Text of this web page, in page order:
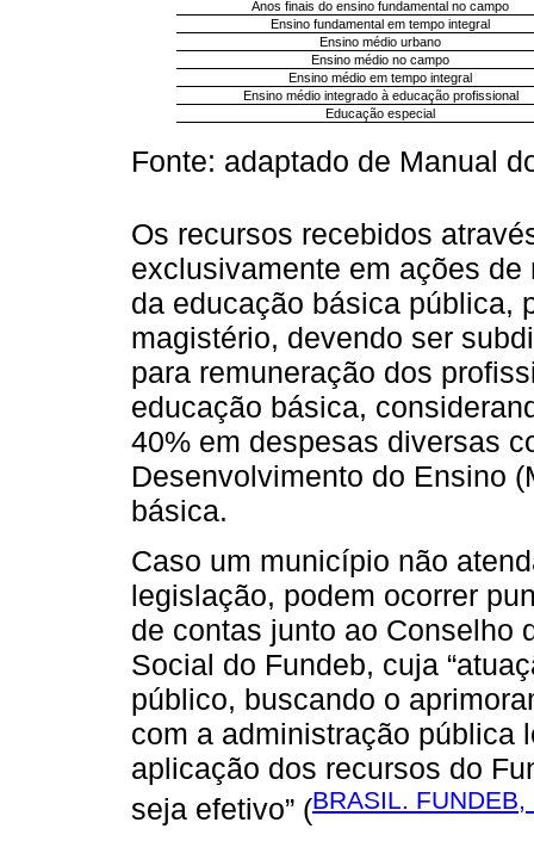
Anos finais do ensino fundamental no campo
Ensino fundamental em tempo integral
Ensino médio urbano
Ensino médio no campo
Ensino médio em tempo integral
Ensino médio integrado à educação profissional
Educação especial
Fonte: adaptado de Manual
Os recursos recebidos
exclusivamente em ações
da educação básica pública,
magistério, devendo ser
para remuneração dos
educação básica,
40% em despesas diversas
Desenvolvimento do Ensino
básica.
Caso um município não
legislação, podem ocorrer
de contas junto ao Conselho
Social do Fundeb, cuja
público, buscando o
com a administração pública
aplicação dos recursos do
seja efetivo” (BRASIL. FUNDEB,